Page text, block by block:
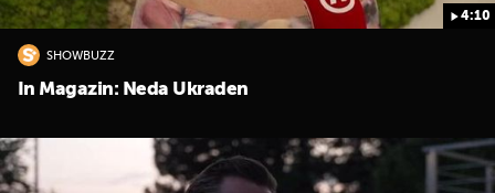
4:10
SHOWBUZZ
In Magazin: Neda Ukraden